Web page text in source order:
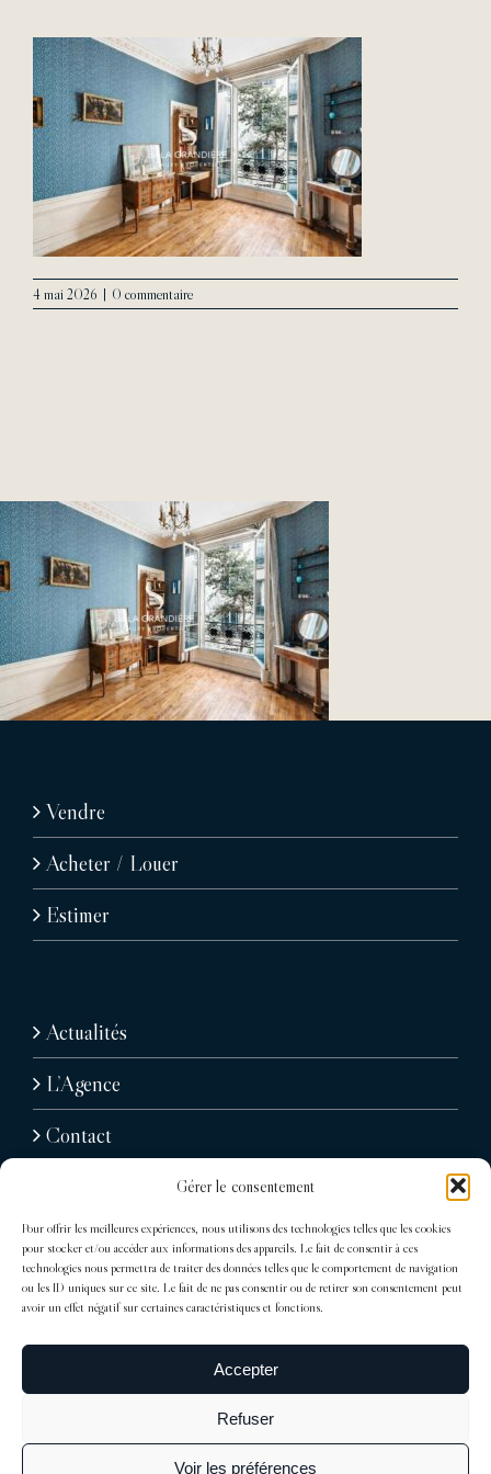
Gérer le consentement
Pour offrir les meilleures expériences, nous utilisons des technologies telles que les cookies
pour stocker et/ou accéder aux informations des appareils. Le fait de consentir à ces
technologies nous permettra de traiter des données telles que le comportement de navigation
ou les ID uniques sur ce site. Le fait de ne pas consentir ou de retirer son consentement peut
avoir un effet négatif sur certaines caractéristiques et fonctions.
Accepter
Refuser
Voir les préférences
Contact
4 mai 2026 | 0 commentaire
Vendre
Acheter / Louer
Estimer
Actualités
L’Agence
Contact
31, avenue Raymond Poincaré
75116 Paris
Tél : + 33 (0)1 76 71 07 40
trocadero@sdelagrandiere.fr